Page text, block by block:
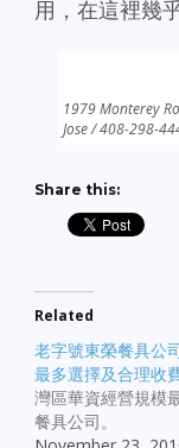
用，在這裡幾
1979 Monterey
Jose / 408-298-
Share this:
Related
老字號東榮餐具公
最多選擇及合理收
灣區華資經營規模
餐具公司。